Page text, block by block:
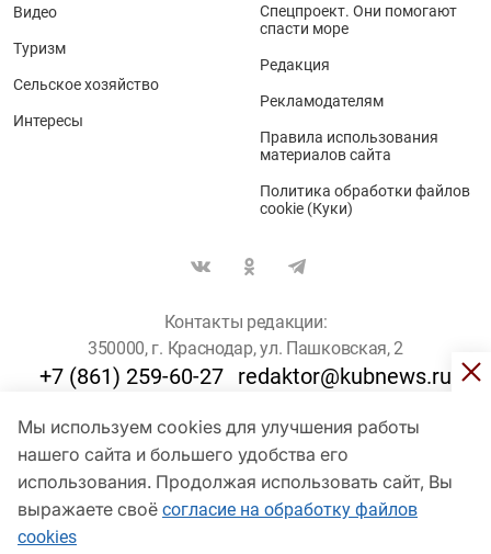
Мы используем cookies для улучшения работы
нашего сайта и большего удобства его
использования. Продолжая использовать сайт, Вы
выражаете своё согласие на обработку файлов
cookies
Видео
Туризм
Сельское хозяйство
Интересы
Спецпроект. Они помогают
спасти море
Редакция
Рекламодателям
Правила использования
материалов сайта
Политика обработки файлов
cookie (Куки)
Контакты редакции:
350000, г. Краснодар, ул. Пашковская, 2
+7 (861) 259-60-27 redaktor@kubnews.ru
Для пользователей старше 16 лет
© Кубанские Новости, 2017
Сетевое издание «kubnews» зарегистрировано Федеральной
службой по надзору в сфере связи, информационных технологий
и массовых коммуникаций (Роскомнадзор). Регистрационный